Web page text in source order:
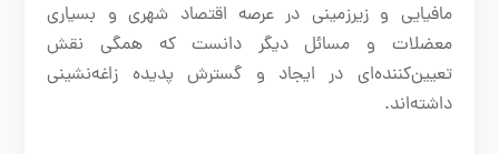
مافیایی و زیرزمینی در عرصه‌ اقتصاد شهری و بسیاری
معضلات و مسائل دیگر دانست که همگی نقش
تعیین‌کننده‌ای در ایجاد و گسترش پدیده‌ زاغه‌نشینی
داشته‌اند.